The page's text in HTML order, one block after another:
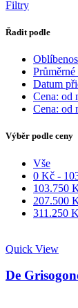
Filtry
Řadit podle
Datum
Cena: od
Cena: od
Výběr podle ceny
Vše
0 Kč -
103.750
207.500
311.250
Quick View
De